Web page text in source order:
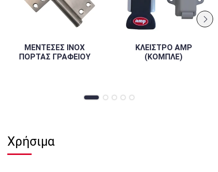
ΜΕΝΤΕΣΕΣ INOX
ΠΟΡΤΑΣ ΓΡΑΦΕΙΟΥ
ΚΛΕΙΣΤΡΟ AMP
(ΚΟΜΠΛΕ)
Χρήσιμα